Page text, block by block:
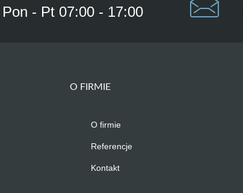
Pon - Pt 07:00 - 17:00
O FIRMIE
O firmie
Referencje
Kontakt